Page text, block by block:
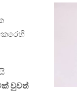
වුවත්